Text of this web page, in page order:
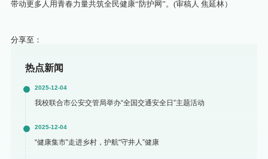
带动更多人用青春力量共筑全民健康“防护网”。(审稿人 焦延林）
分享至：
热点新闻
2025-12-04
我校联合市公安交管局举办“全国交通安全日”主题活动
2025-12-04
“健康集市”走进乡村，护航“守井人”健康